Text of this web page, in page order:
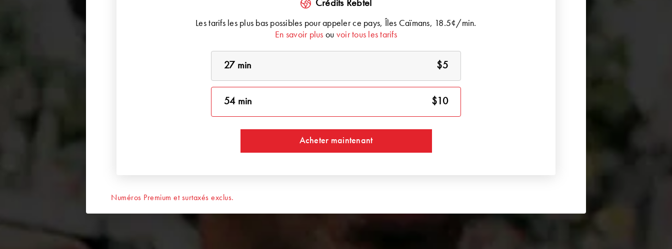
Crédits Rebtel
Les tarifs les plus bas possibles pour appeler ce pays, Îles Caïmans, 18.5¢/min.
En savoir plus ou voir tous les tarifs
27 min $5
54 min $10
Acheter maintenant
Numéros Premium et surtaxés exclus.